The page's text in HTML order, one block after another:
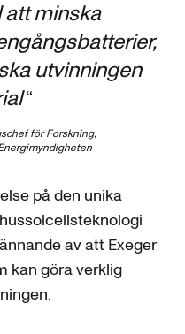
att minska
utvinningen
“
för Forskning,
på den unika
av att Exeger
kan göra verklig